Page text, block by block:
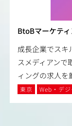
BtoBマーケテ
成長企業でスキ
スメディアン
ィングの求人を
東京 Web・デ